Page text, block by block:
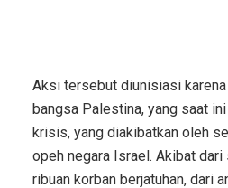
Aksi tersebut diunisiasi
bangsa Palestina, yang saat
krisis, yang diakibatkan oleh
opeh negara Israel. Akibat
ribuan korban berjatuhan, dari